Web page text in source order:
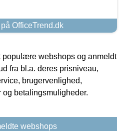
OfficeTrend.dk
populære webshops og anmeldt
fra bl.a. deres prisniveau,
brugervenlighed,
og betalingsmuligheder.
webshops